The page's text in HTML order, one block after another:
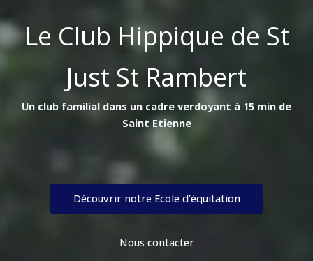
Le Club Hippique de St
Just St Rambert
Un club familial dans un cadre verdoyant à 15 min de
Saint Etienne
Découvrir notre Ecole d’équitation
Nous contacter